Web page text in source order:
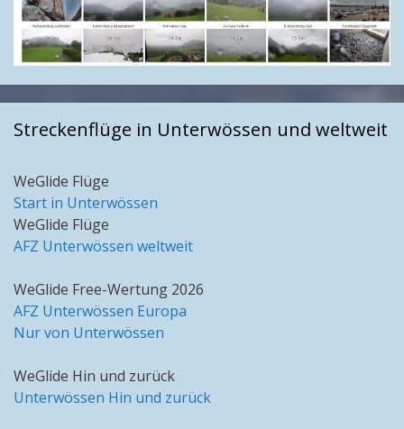
Streckenflüge in Unterwössen und weltweit
WeGlide Flüge
Start in Unterwössen
WeGlide Flüge
AFZ Unterwössen weltweit
WeGlide Free-Wertung 2026
AFZ Unterwössen Europa
Nur von Unterwössen
WeGlide Hin und zurück
Unterwössen Hin und zurück